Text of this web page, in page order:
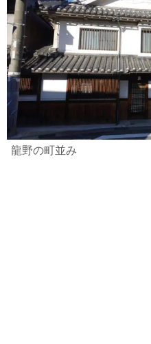
龍野の町並み